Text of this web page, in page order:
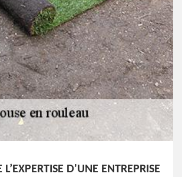
L’EXPERTISE D'UNE ENTREPRISE